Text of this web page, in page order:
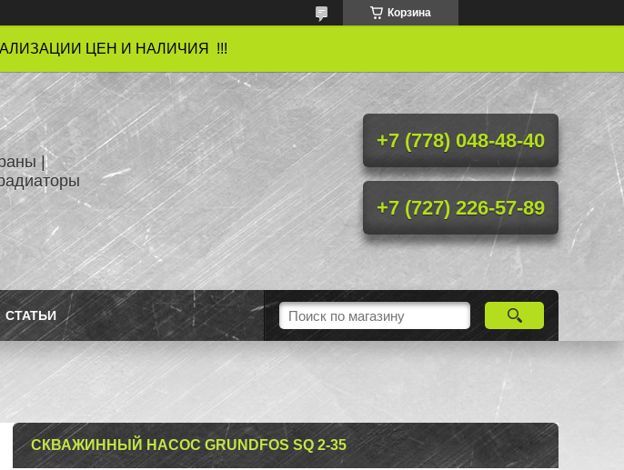
Корзина
ЦЕН И НАЛИЧИЯ !!!
|
+7 (778) 048-48-40
+7 (727) 226-57-89
СТАТЬИ
СКВАЖИННЫЙ НАСОС GRUNDFOS SQ 2-35